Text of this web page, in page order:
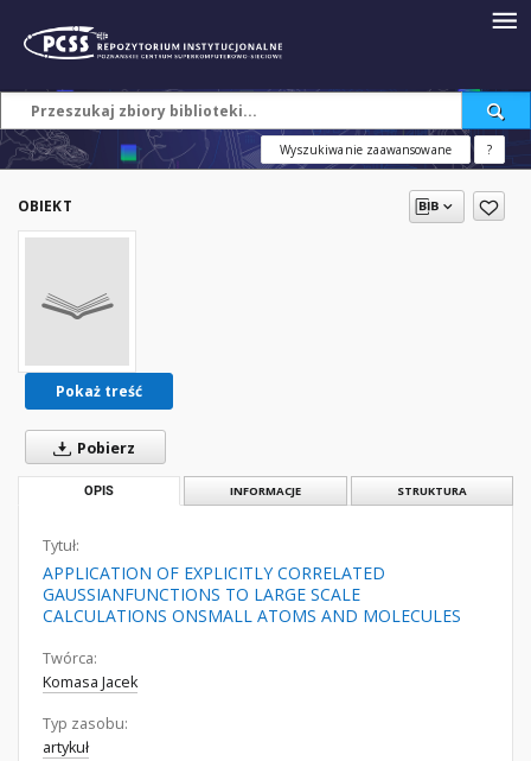
Wyszukiwanie zaawansowane ?
OBIEKT
Pokaż treść
Pobierz
OPIS INFORMACJE STRUKTURA
Tytuł:
APPLICATION OF EXPLICITLY CORRELATED
GAUSSIANFUNCTIONS TO LARGE SCALE
CALCULATIONS ONSMALL ATOMS AND MOLECULES
Twórca:
Komasa Jacek
Typ zasobu:
artykuł